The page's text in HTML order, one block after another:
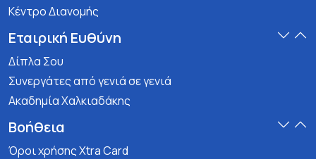
Κέντρο Διανομής
Εταιρική Ευθύνη
Δίπλα Σου
Συνεργάτες από γενιά σε γενιά
Ακαδημία Χαλκιαδάκης
Βοήθεια
Όροι χρήσης Xtra Card